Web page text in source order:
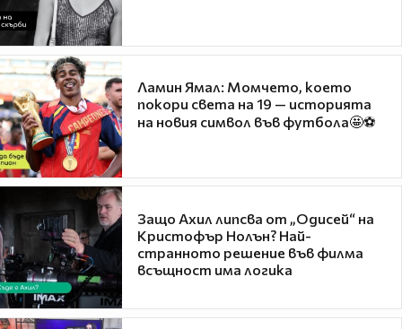
Ламин Ямал: Момчето, което
покори света на 19 — историята
на новия символ във футбола🤩⚽
Защо Ахил липсва от „Одисей“ на
Кристофър Нолън? Най-
странното решение във филма
всъщност има логика